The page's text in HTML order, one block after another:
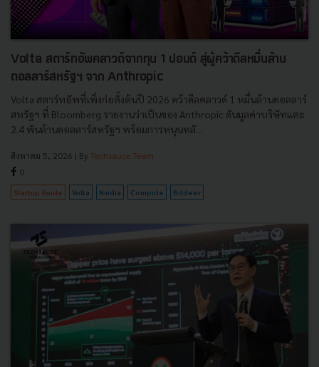
Volta สตาร์ทอัพคลาวด์จากทุน 1 ปอนด์ สู่ผู้คว้าดีลหมื่นล้าน
ดอลลาร์สหรัฐฯ จาก Anthropic
Volta สตาร์ทอัพที่เพิ่งก่อตั้งต้นปี 2026 คว้าดีลคลาวด์ 1 หมื่นล้านดอลลาร์
สหรัฐฯ ที่ Bloomberg รายงานว่าเป็นของ Anthropic ดันมูลค่าบริษัทแตะ
2.4 พันล้านดอลลาร์สหรัฐฯ พร้อมการหนุนหลั...
สิงหาคม 5, 2026 | By Techsauce Team
0
Startup Guide Volta Nvidia Compute Bitdeer